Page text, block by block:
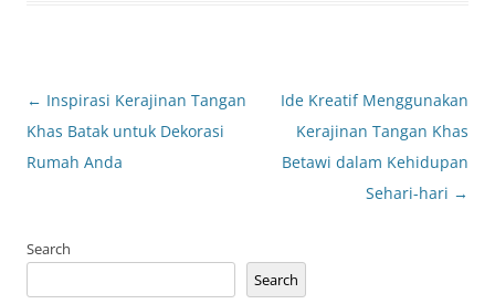
Post
navigation
← Inspirasi Kerajinan Tangan
Khas Batak untuk Dekorasi
Rumah Anda
Ide Kreatif Menggunakan
Kerajinan Tangan Khas
Betawi dalam Kehidupan
Sehari-hari →
Search
Search